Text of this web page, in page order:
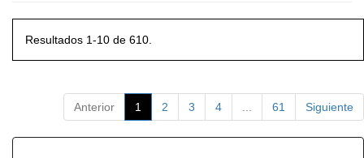
Resultados 1-10 de 610.
Anterior 1 2 3 4 61 Siguiente